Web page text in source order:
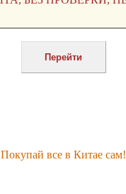
Покупай все в Китае сам!